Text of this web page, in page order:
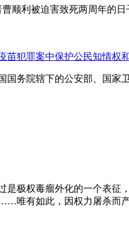
顺利被迫害致死两周年的
苗犯罪案中保护公民知情权
国务院辖下的公安部、国家
是极权毒瘤外化的一个表征
唯有如此，因权力屠杀而